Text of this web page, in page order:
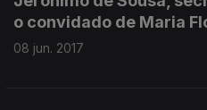
o convidado de Maria
08 jun. 2017